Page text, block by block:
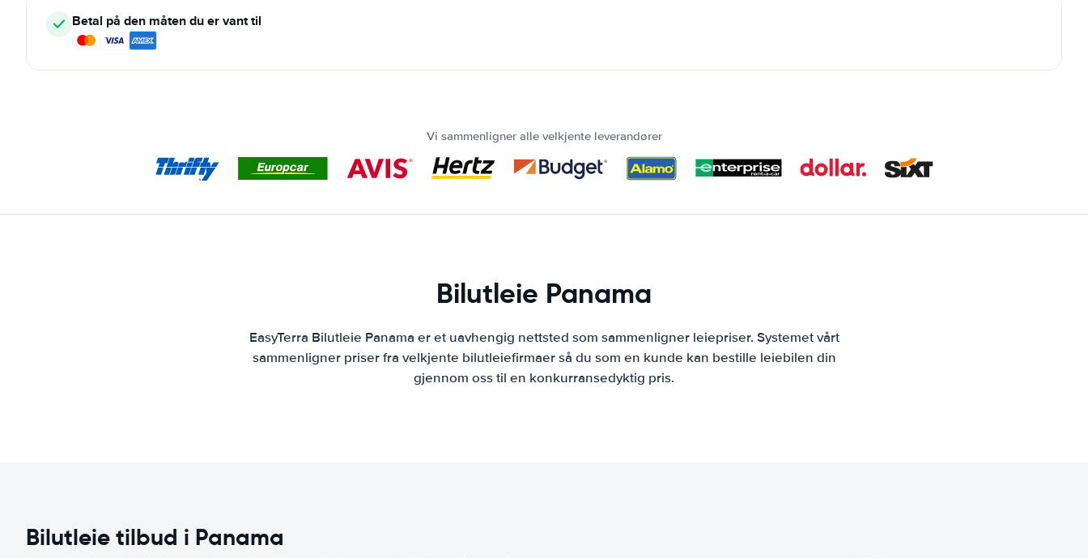
Betal på den måten du er vant til
Vi sammenligner alle velkjente leverandører
Bilutleie Panama
EasyTerra Bilutleie Panama er et uavhengig nettsted som sammenligner leiepriser. Systemet vårt
sammenligner priser fra velkjente bilutleiefirmaer så du som en kunde kan bestille leiebilen din
gjennom oss til en konkurransedyktig pris.
Bilutleie tilbud i Panama